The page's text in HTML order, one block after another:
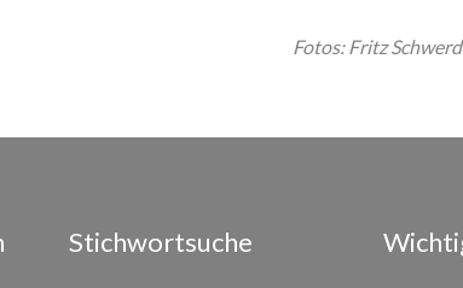
Fotos: Fritz
Stichwortsuche